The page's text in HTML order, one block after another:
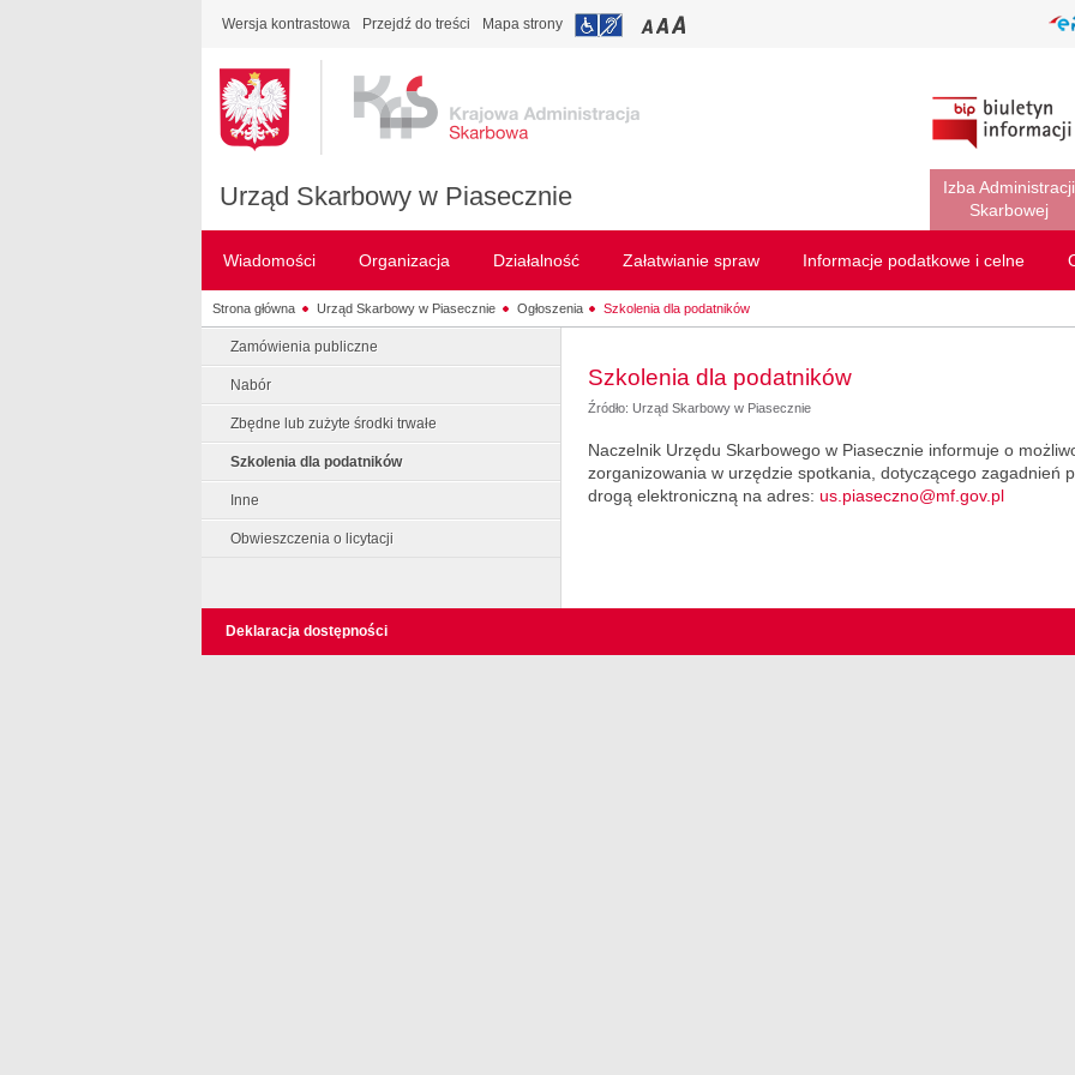
Wersja kontrastowa Przejdź do treści Mapa strony
Urząd Skarbowy w Piasecznie
Izba Administracji
Skarbowej
Wiadomości Organizacja Działalność Załatwianie spraw Informacje podatkowe i celne
Strona główna Urząd Skarbowy w Piasecznie Ogłoszenia Szkolenia dla podatników
Zamówienia publiczne
Nabór
Zbędne lub zużyte środki trwałe
Szkolenia dla podatników
Inne
Obwieszczenia o licytacji
Szkolenia dla podatników
Źródło: Urząd Skarbowy w Piasecznie
Naczelnik Urzędu Skarbowego w Piasecznie informuje o
zorganizowania w urzędzie spotkania, dotyczącego zagadnień
drogą elektroniczną na adres: us.piaseczno@mf.gov.pl
Deklaracja dostępności